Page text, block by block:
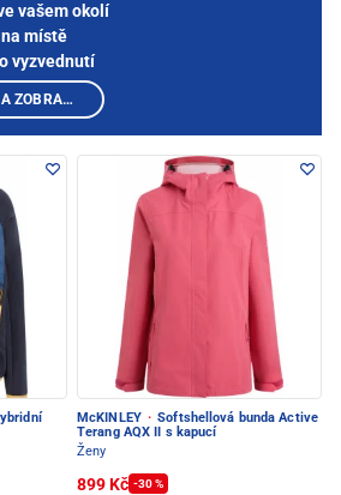
McKINLEY · Softshellová bunda Active
Terang AQX II s kapucí
Ženy
899 Kč -30 %
vašem okolí
místě
vyzvednutí
VYBRAT PRODEJNU A ZOBRAZIT PRODUKTY